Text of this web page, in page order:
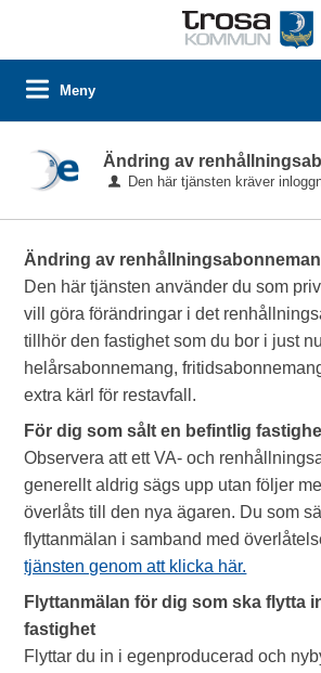
Meny
Ändring av
Den här tjänsten kräver
Ändring av
Den här tjänsten använder du som
vill göra förändringar i det
tillhör den fastighet som du bor i just
helårsabonnemang,
extra kärl för restavfall.
För dig som sålt en befintlig
Observera att ett VA- och
generellt aldrig sägs upp utan följer
överlåts till den nya ägaren. Du som
flyttanmälan i samband med
tjänsten genom att klicka här.
Flyttanmälan för dig som ska flytta
fastighet
Flyttar du in i egenproducerad och